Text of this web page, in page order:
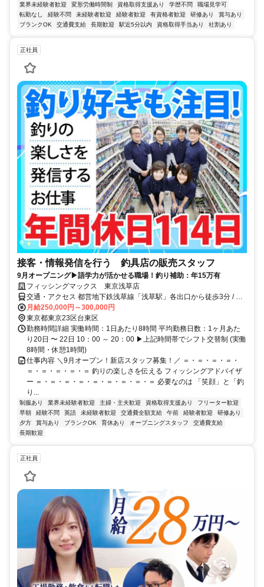
業界未経験者歓迎 変形労働時間制 資格取得支援あり 学歴不問
職場見学可
転勤なし
経験不問 未経験者歓迎 経験者歓迎 有資格者歓迎 研修あり
賞与あり
ブランクOK
交通費支給 長期歓迎 駅近5分以内 資格取得手当あり 社割あり
正社員
接客・情報発信を行う 釣具店の販売スタッフ
9月オープニング▶語学力が活かせる職場！釣り補助：年15万有
フィッシングマックス 東京浅草店
交通・アクセス 都営地下鉄浅草線「浅草駅」各出口から徒歩3分 / 東
京メトロ銀座線2番出口から徒歩3分
月給250,000円～300,000円
東京都東京23区台東区
勤務時間詳細 実働時間：1日あたり8時間 平均勤務日数：1ヶ月あた
り20日 〜 22日 10：00 ～ 20：00 ▶上記時間帯でシフト交替制 (実働
8時間・休憩1時間)
仕事内容 ＼9月オープン！新店スタッフ募集！／ ＝・＝・＝・＝・
＝・＝・＝・＝・＝ 釣りの楽しさを伝える フィッシングアドバイザ
ー ＝・＝・＝・＝・＝・＝・＝・＝・＝ 必要なのは 「笑顔」と「釣
り...
制服あり 業界未経験者歓迎 主婦・主夫歓迎 資格取得支援あり
フリーター歓迎
早朝
経験不問 英語 未経験者歓迎 交通費全額支給 午前 経験者歓迎
研修あり
夕方
賞与あり ブランクOK 育休あり オープニングスタッフ
交通費支給
長期歓迎
正社員